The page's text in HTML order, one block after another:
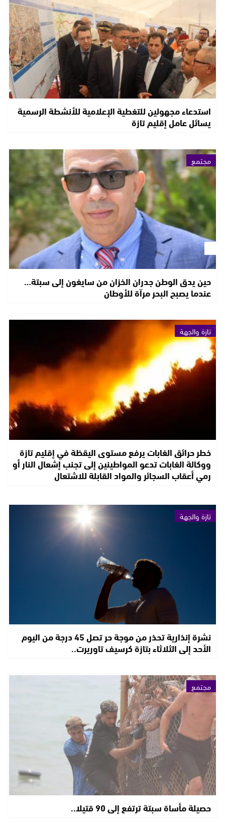
استدعاء مجهولين للتغطية الإعلامية للأنشطة الرسمية
يسائل عامل إقليم تازة
مجتمع
حين يدق الوطن جدران الخزان من سايغون إلى سبتة…
عندما يصبح البحر مرآة للأوطان
تازة والجهة
خطر حرائق الغابات يرفع مستوى اليقظة في إقليم تازة
ووكالة الغابات تدعو المواطينين إلى تجنب إشعال النار أو
رمي أعقاب السجائر والمواد القابلة للاشتعال
تازة والجهة
نشرة إنذارية تحذر من موجة حر تصل 45 درجة من اليوم
الأحد إلى الثلاثاء بتازة كرسيف تاوريرت..
مجتمع
حصيلة مأساة سبتة ترتفع إلى 90 قتيلا..